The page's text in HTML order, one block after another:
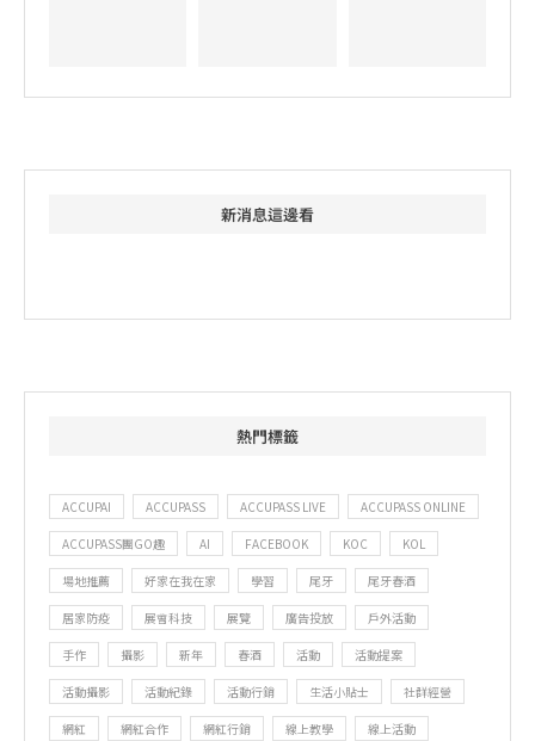
新消息這邊看
熱門標籤
ACCUPAI ACCUPASS ACCUPASS LIVE ACCUPASS ONLINE
ACCUPASS團GO趣 AI FACEBOOK KOC KOL
場地推薦 好家在我在家 學習 尾牙 尾牙春酒
居家防疫 展會科技 展覽 廣告投放 戶外活動
手作 攝影 新年 春酒 活動 活動提案
活動攝影 活動紀錄 活動行銷 生活小貼士 社群經營
網紅 網紅合作 網紅行銷 線上教學 線上活動